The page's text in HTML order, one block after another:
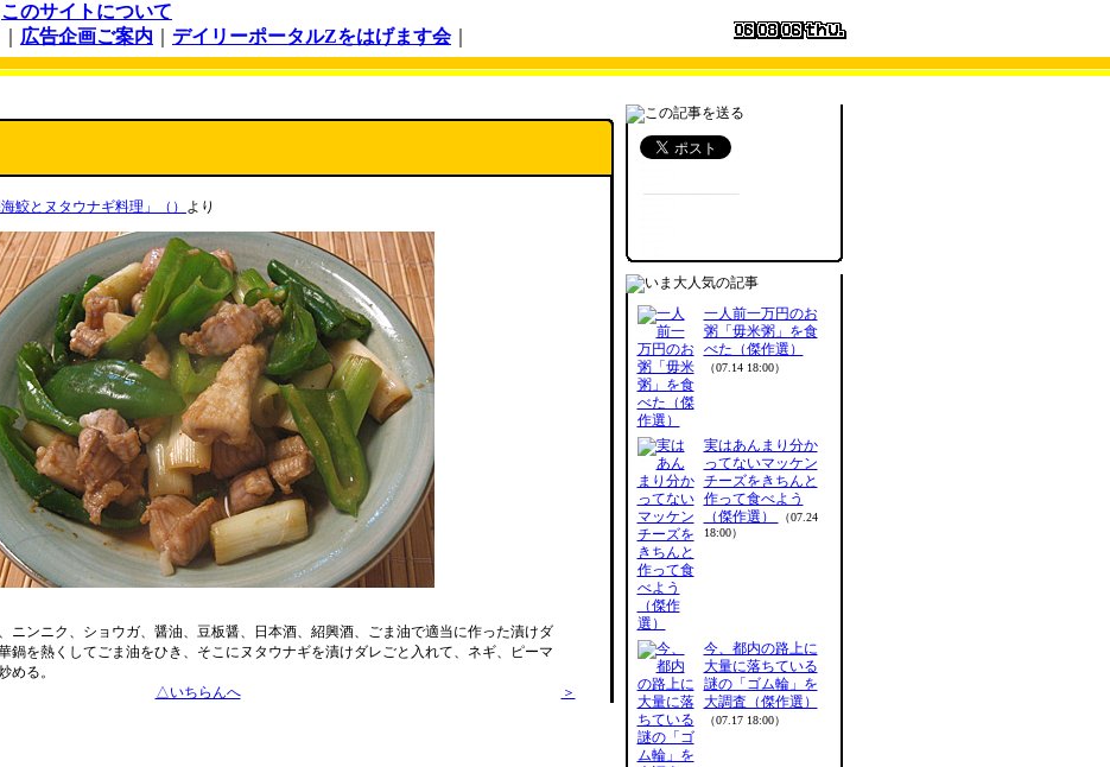
このサイトについて
広告企画ご案内 デイリーポータルZをはげます会｜
海鮫とヌタウナギ料理」（） より
ニンニク、ショウガ、醤油、豆板醤、日本酒、紹興酒、ごま油で適当に作った漬けダ
鍋を熱くしてごま油をひき、そこにヌタウナギを漬けダレごと入れて、ネギ、ピーマ
める。
△いちらんへ ＞
一人前一万円のお
粥「毋米粥」を食
べた（傑作選）
（07.14 18:00）
実はあんまり分か
ってないマッケン
チーズをきちんと
作って食べよう
（傑作選）
（07.24
18:00）
今、都内の路上に
大量に落ちている
謎の「ゴム輪」を
大調査（傑作選）
（07.17 18:00）